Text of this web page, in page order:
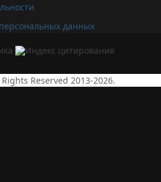
данных
Reserved 2013-2026.